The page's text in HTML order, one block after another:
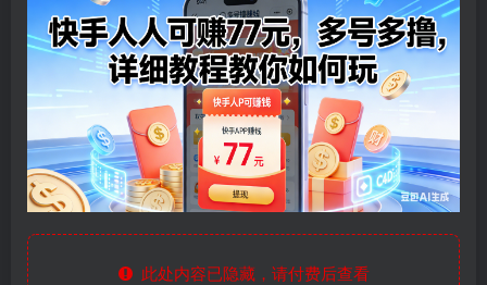
此处内容已隐藏，请付费后查看